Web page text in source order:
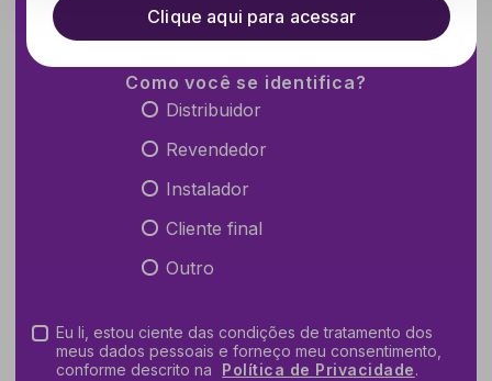
Como você se identifica?
Distribuidor
Revendedor
Instalador
Cliente final
Outro
Eu li, estou ciente das condições de tratamento dos
meus dados pessoais e forneço meu consentimento,
conforme descrito na
Política de Privacidade.
Clique aqui para acessar